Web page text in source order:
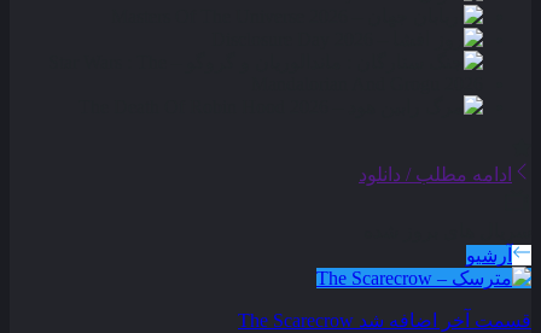
ادامه مطلب / دانلود
آرشیو
قسمت آخر اضافه شد The Scarecrow